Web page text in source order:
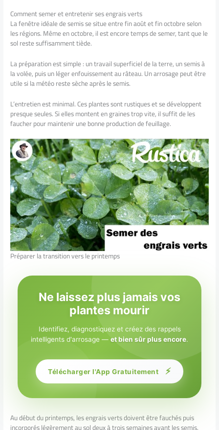
Comment semer et entretenir ses engrais verts
La fenêtre idéale de semis se situe entre fin août et fin octobre selon
les régions. Même en octobre, il est encore temps de semer, tant que le
sol reste suffisamment tiède.
La préparation est simple : un travail superficiel de la terre, un semis à
la volée, puis un léger enfouissement au râteau. Un arrosage peut être
utile si la météo reste sèche après le semis.
L’entretien est minimal. Ces plantes sont rustiques et se développent
presque seules. Si elles montent en graines trop vite, il suffit de les
faucher pour maintenir une bonne production de feuillage.
Préparer la transition vers le printemps
Ne laissez plus jamais vos
plantes mourir
Identifiez, diagnostiquez et créez des rappels
intelligents d'arrosage — et bien sûr plus encore.
Télécharger l'App Gratuitement ⚡
Au début du printemps, les engrais verts doivent être fauchés puis
incorporés légèrement au sol deux à trois semaines avant les semis.